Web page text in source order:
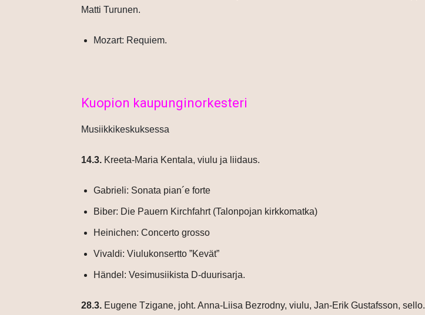
Matti Turunen.
Mozart: Requiem.
Kuopion kaupunginorkesteri
Musiikkikeskuksessa
14.3. Kreeta-Maria Kentala, viulu ja liidaus.
Gabrieli: Sonata pian´e forte
Biber: Die Pauern Kirchfahrt (Talonpojan kirkkomatka)
Heinichen: Concerto grosso
Vivaldi: Viulukonsertto ”Kevät”
Händel: Vesimusiikista D-duurisarja.
28.3. Eugene Tzigane, joht. Anna-Liisa Bezrodny, viulu, Jan-Erik Gustafsson, sello.